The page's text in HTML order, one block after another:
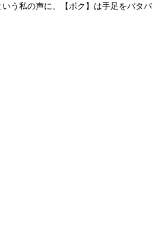
いう私の声に、【ボク】は手足をバタバ